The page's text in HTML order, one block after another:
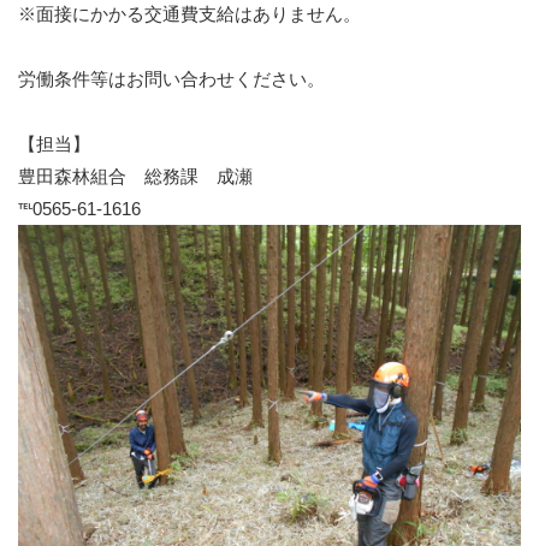
※面接にかかる交通費支給はありません。
労働条件等はお問い合わせください。
【担当】
豊田森林組合 総務課 成瀬
℡0565-61-1616